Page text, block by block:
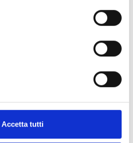
Accetta tutti
Industrial (17)
(25)